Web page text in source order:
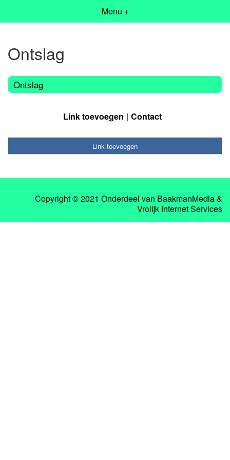
Menu +
Ontslag
Ontslag
Link toevoegen Contact
Link toevoegen
Copyright © 2021 Onderdeel van BaakmanMedia&
Vrolijk Internet Services